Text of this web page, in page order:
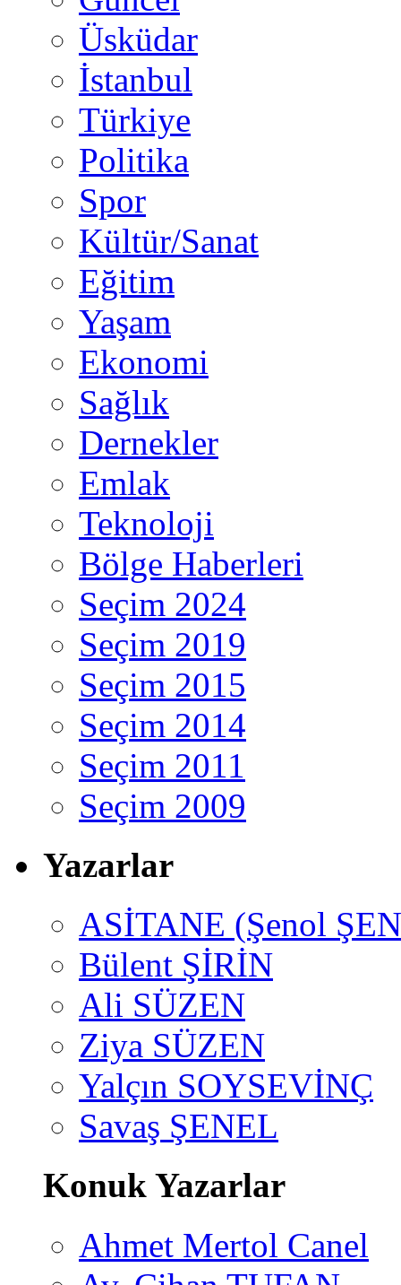
Üsküdar
İstanbul
Türkiye
Politika
Spor
Kültür/Sanat
Eğitim
Yaşam
Ekonomi
Sağlık
Dernekler
Emlak
Teknoloji
Bölge Haberleri
Seçim 2024
Seçim 2019
Seçim 2015
Seçim 2014
Seçim 2011
Seçim 2009
Yazarlar
ASİTANE (Şenol
Bülent ŞİRİN
Ali SÜZEN
Ziya SÜZEN
Yalçın SOYSEVİNÇ
Savaş ŞENEL
Konuk Yazarlar
Ahmet Mertol Canel